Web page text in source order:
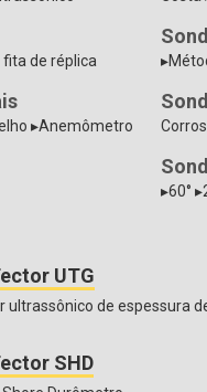
de réplica
▸Anemômetro
▸60°
UTG
ultrassônico de espessura
SHD